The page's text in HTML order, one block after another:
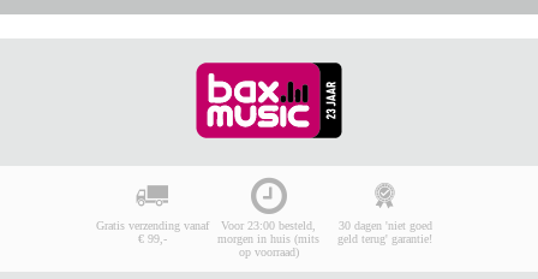
Gratis verzending vanaf
€ 99,-
Voor 23:00 besteld,
morgen in huis (mits
op voorraad)
30 dagen 'niet goed
geld terug' garantie!